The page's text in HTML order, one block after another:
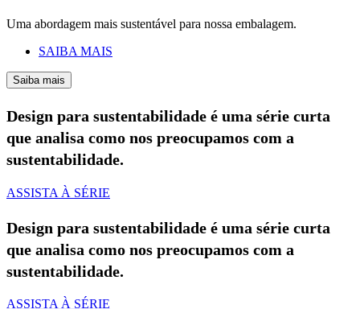
Uma abordagem mais sustentável para nossa embalagem.
SAIBA MAIS
Saiba mais
Design para sustentabilidade é uma série curta
que analisa como nos preocupamos com a
sustentabilidade.
ASSISTA À SÉRIE
Design para sustentabilidade é uma série curta
que analisa como nos preocupamos com a
sustentabilidade.
ASSISTA À SÉRIE